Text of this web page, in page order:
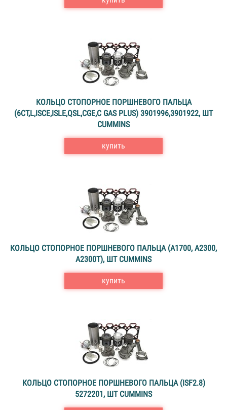
КОЛЬЦО СТОПОРНОЕ ПОРШНЕВОГО ПАЛЬЦА
(6CT,L,ISCE,ISLE,QSL,CGE,C GAS PLUS) 3901996,3901922, ШТ
CUMMINS
купить
КОЛЬЦО СТОПОРНОЕ ПОРШНЕВОГО ПАЛЬЦА (A1700, A2300,
A2300T), ШТ CUMMINS
купить
КОЛЬЦО СТОПОРНОЕ ПОРШНЕВОГО ПАЛЬЦА (ISF2.8)
5272201, ШТ CUMMINS